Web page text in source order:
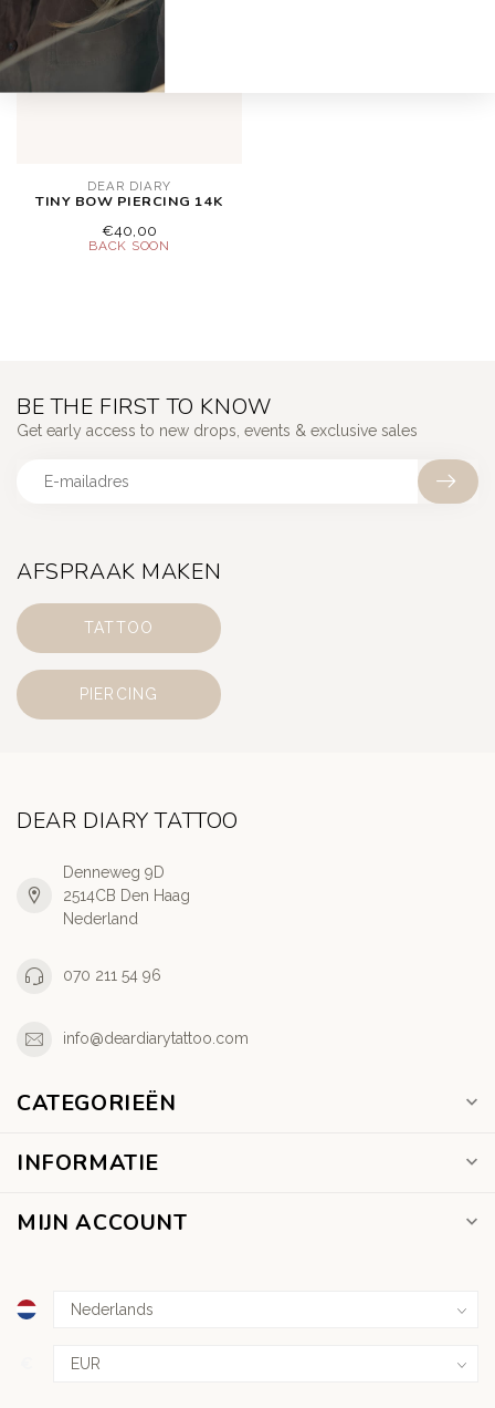
DEAR DIARY
TINY BOW PIERCING 14K
€40,00
AFSPRAAK MAKEN
TATTOO
PIERCING
BE THE FIRST TO KNOW
Get early access to new drops, events & exclusive sales
DEAR DIARY TATTOO
Denneweg 9D
2514CB Den Haag
Nederland
070 211 54 96
info@deardiarytattoo.com
CATEGORIEËN
INFORMATIE
MIJN ACCOUNT